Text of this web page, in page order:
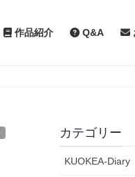
作品紹介 Q&A
カテゴリー
KUOKEA-Diary